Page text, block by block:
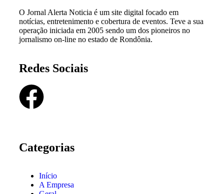
O Jornal Alerta Noticia é um site digital focado em
notícias, entretenimento e cobertura de eventos. Teve a sua
operação iniciada em 2005 sendo um dos pioneiros no
jornalismo on-line no estado de Rondônia.
Redes Sociais
Categorias
Início
A Empresa